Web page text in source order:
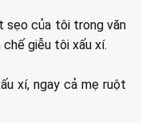
sẹo của tôi trong văn
chế giễu tôi xấu xí.
xí, ngay cả mẹ ruột